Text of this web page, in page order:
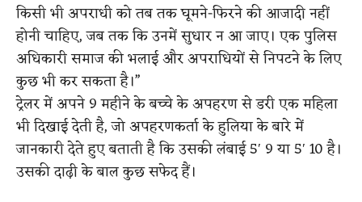
किसी भी अपराधी को तब तक घूमने-फिरने की आजादी नहीं
होनी चाहिए, जब तक कि उनमें सुधार न आ जाए। एक पुलिस
अधिकारी समाज की भलाई और अपराधियों से निपटने के लिए
कुछ भी कर सकता है।”
ट्रेलर में अपने 9 महीने के बच्चे के अपहरण से डरी एक महिला
भी दिखाई देती है, जो अपहरणकर्ता के हुलिया के बारे में
जानकारी देते हुए बताती है कि उसकी लंबाई 5′ 9 या 5′ 10 है।
उसकी दाढ़ी के बाल कुछ सफेद हैं।